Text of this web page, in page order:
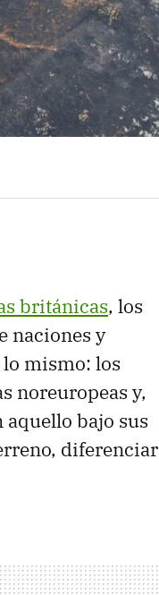
británicas, los
naciones y
mismo: los
noreuropeas y,
bajo sus
diferenciar